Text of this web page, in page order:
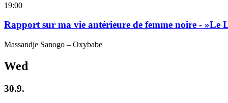
19:00
Rapport sur ma vie antérieure de femme noire - »Le
Massandje Sanogo – Oxybabe
Wed
30.9.